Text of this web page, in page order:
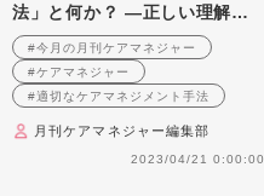
法」と何か？ ―正しい理解と
実践現場での活用法―
#今月の月刊ケアマネジャー
#ケアマネジャー
#適切なケアマネジメント手法
月刊ケアマネジャー編集部
2023/04/21 0:00:00